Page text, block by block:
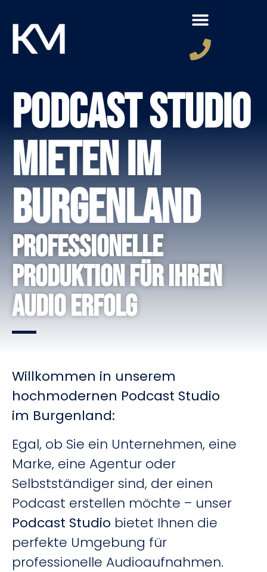
Podcast Studio
mieten im
Burgenland
Professionelle
Produktion für Ihren
Audio Erfolg
Willkommen in unserem
hochmodernen Podcast Studio
im Burgenland:
Egal, ob Sie ein Unternehmen, eine
Marke, eine Agentur oder
Selbstständiger sind, der einen
Podcast erstellen möchte – unser
Podcast Studio bietet Ihnen die
perfekte Umgebung für
professionelle Audioaufnahmen.